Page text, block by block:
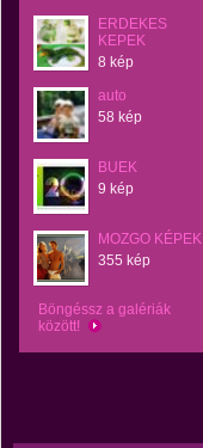
ERDEKES
KEPEK
8 kép
auto
58 kép
BUEK
9 kép
MOZGO KÉPEK
355 kép
Böngéssz a galériák
között!